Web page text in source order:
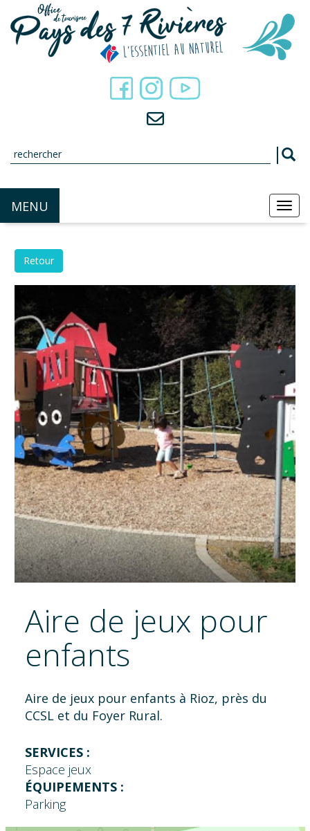
MENU
Retour
Aire de jeux pour
enfants
Aire de jeux pour enfants à Rioz, près du
CCSL et du Foyer Rural.
SERVICES :
Espace jeux
ÉQUIPEMENTS :
Parking
Panneau de gestion des cookies